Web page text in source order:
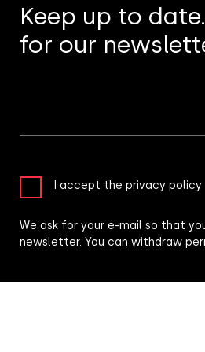
Keep up to
for our
I accept the privacy policy
We ask for your e-mail so that
newsletter. You can withdraw